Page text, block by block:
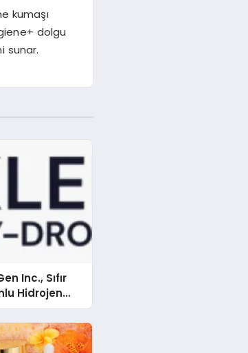
kumaşı
dolgu
sunar.
Inc., Sıfır
Hidrojen
ISO ve
Onaylarını